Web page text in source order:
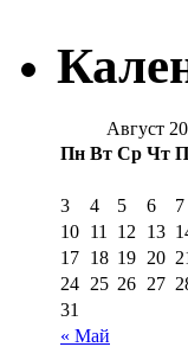
Август
Пн Вт Ср Чт
« Май
3
4 5 6 7
10 11 12 13
17 18 19 20
24 25 26 27
31